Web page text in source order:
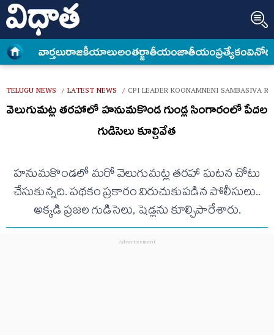
వార్త‌లురాజకీయాలుఅంత‌ర్జాతీయంజాతీయంప్రత్యేకం
TELUGU NEWS / LATEST NEWS / CPI LEADER KOONAMNENI SAMBASIVA
వెలుగుమట్ల తరహాలో హనుమకొండ గుండ్ల సింగారంలో పేదల
గుడిసెలు కూల్చివేత
హనుమకొండలో మరో వెలుగుమట్ల తరహా ఘటన చోటు
చేసుకున్నది. పథకం ప్రకారం విరుచుకుపడిన పోలీసులు..
అక్కడి ప్రజల గుడిసెలు, షెడ్లను కూల్చిపారేశారు.